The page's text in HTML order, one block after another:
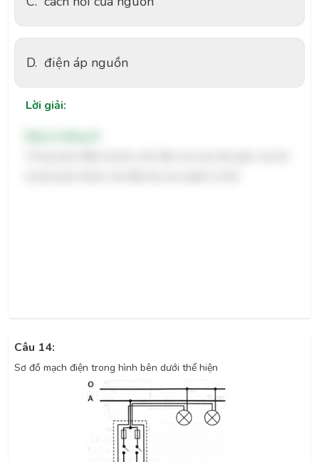
D. điện áp nguồn
Lời giải:
Câu 14:
Sơ đồ mạch điện trong hình bên dưới thể hiện